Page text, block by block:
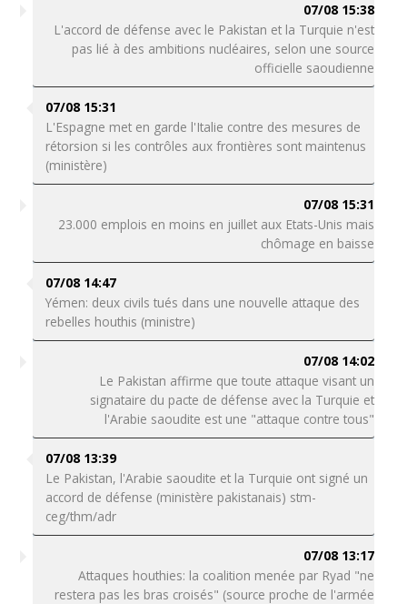
07/08 15:38
L'accord de défense avec le Pakistan et la Turquie n'est
pas lié à des ambitions nucléaires, selon une source
officielle saoudienne
07/08 15:31
L'Espagne met en garde l'Italie contre des mesures de
rétorsion si les contrôles aux frontières sont maintenus
(ministère)
07/08 15:31
23.000 emplois en moins en juillet aux Etats-Unis mais
chômage en baisse
07/08 14:47
Yémen: deux civils tués dans une nouvelle attaque des
rebelles houthis (ministre)
07/08 14:02
Le Pakistan affirme que toute attaque visant un
signataire du pacte de défense avec la Turquie et
l'Arabie saoudite est une "attaque contre tous"
07/08 13:39
Le Pakistan, l'Arabie saoudite et la Turquie ont signé un
accord de défense (ministère pakistanais) stm-
ceg/thm/adr
07/08 13:17
Attaques houthies: la coalition menée par Ryad "ne
restera pas les bras croisés" (source proche de l'armée